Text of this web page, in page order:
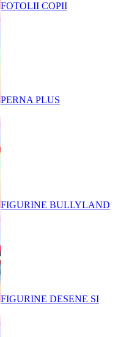
FOTOLII COPII
PERNA PLUS
FIGURINE BULLYLAND
FIGURINE DESENE SI